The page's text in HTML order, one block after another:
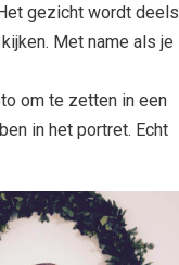
gezicht wordt deels
Met name als je
om te zetten in een
in het portret. Echt